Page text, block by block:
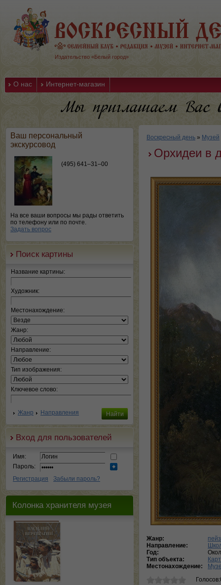
Издательство «Белый город»
О нас Интернет-магазин
Ваш персональный
экскурсовод
(495) 641–31–00
На все ваши вопросы мы рады ответить
по телефону или по почте.
Задать вопрос
Поиск картины
Название картины:
Художник:
Местонахождение:
Жанр:
Направление:
Тип изображения:
Ключевое слово:
Жанр Направления
Вход для пользователей
Имя:
Пароль:
Регистрация
Забыли пароль?
Колонка хранителя музея
Воскресный день » Музей
Орхидеи в
Жанр:
Направление:
Год:
Тип объекта:
Местонахождение: